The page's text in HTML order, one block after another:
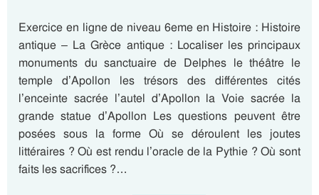
Exercice en ligne de niveau 6eme en Histoire : Histoire
antique – La Grèce antique : Localiser les principaux
monuments du sanctuaire de Delphes le théâtre le
temple d’Apollon les trésors des différentes cités
l’enceinte sacrée l’autel d’Apollon la Voie sacrée la
grande statue d’Apollon Les questions peuvent être
posées sous la forme Où se déroulent les joutes
littéraires ? Où est rendu l’oracle de la Pythie ? Où sont
faits les sacrifices ?…